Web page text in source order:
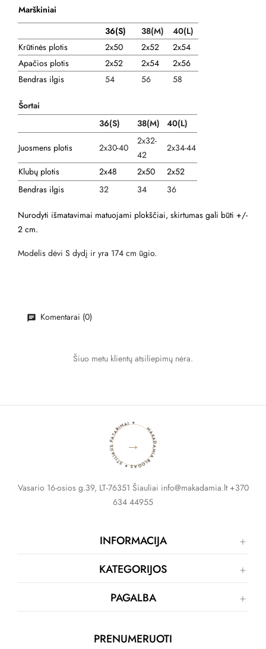
Marškiniai
36(S)
38(M)
40(L)
Krūtinės plotis
2x50 2x52
2x54
Apačios plotis
2x52 2x54
2x56
Bendras ilgis
54 56 58
Šortai
36(S)
38(M) 40(L)
Juosmens plotis 2x30-40
2x32-
42
2x34-44
Klubų plotis
2x48 2x50
2x52
Bendras ilgis
32 34 36
Nurodyti išmatavimai matuojami plokščiai, skirtumas gali būti +/-
2 cm.
Modelis dėvi S dydį ir yra 174 cm ūgio.
Komentarai (0)
Šiuo metu klientų atsiliepimų nėra.
MAKADAMIA BLOGAS ✦ STILIAUS PATARIMAI ✦
→
Vasario 16-osios g.39, LT-76351 Šiauliai info@makadamia.lt +370
634 44955
INFORMACIJA
KATEGORIJOS
PAGALBA
PRENUMERUOTI